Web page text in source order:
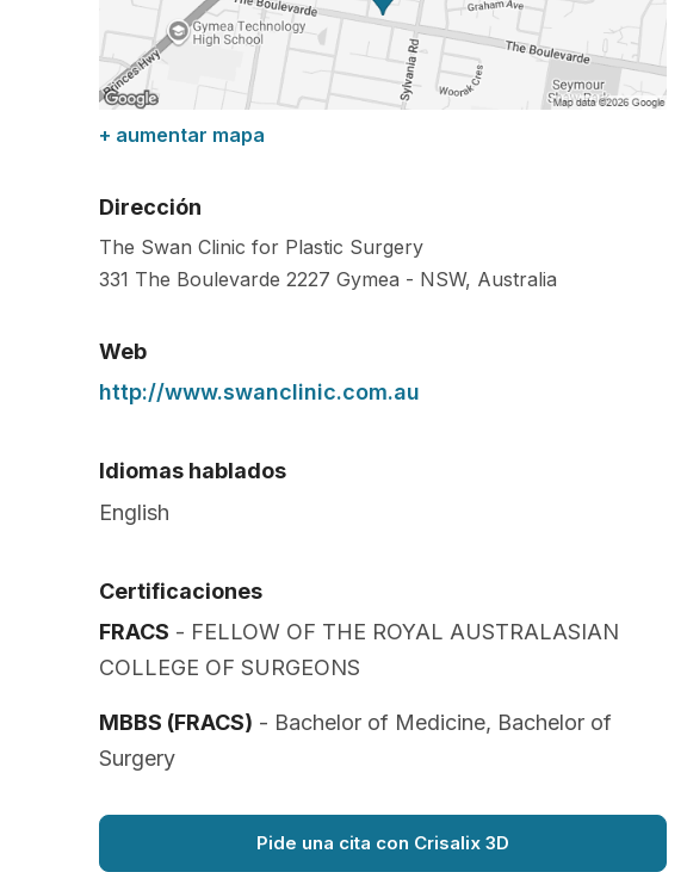
+ aumentar mapa
Dirección
The Swan Clinic for Plastic Surgery
331 The Boulevarde 2227 Gymea - NSW, Australia
Web
http://www.swanclinic.com.au
Idiomas hablados
English
Certificaciones
FRACS - FELLOW OF THE ROYAL AUSTRALASIAN
COLLEGE OF SURGEONS
MBBS (FRACS) - Bachelor of Medicine, Bachelor of
Surgery
Pide una cita con Crisalix 3D